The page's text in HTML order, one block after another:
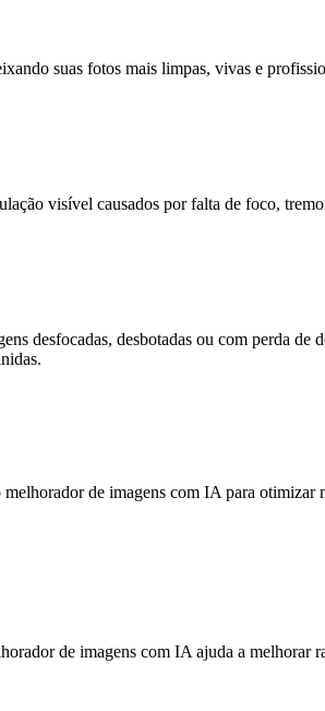
suas fotos mais limpas, vivas e
visível causados por falta de foco,
desfocadas, desbotadas ou com perda de
de imagens com IA para otimizar
de imagens com IA ajuda a melhorar